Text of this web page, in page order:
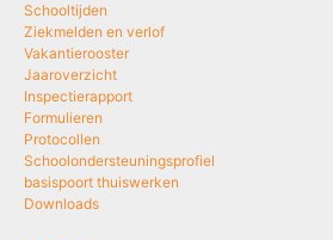
Schooltijden
Ziekmelden en verlof
Vakantierooster
Jaaroverzicht
Inspectierapport
Formulieren
Protocollen
Schoolondersteuningsprofiel
basispoort thuiswerken
Downloads